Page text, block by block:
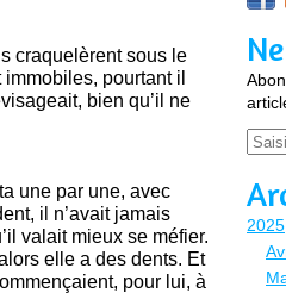
craquelèrent sous le
pourtant il
bien qu’il ne
une par une, avec
il n’avait jamais
valait mieux se méfier.
elle a des dents. Et
pour lui, à
Email
2025